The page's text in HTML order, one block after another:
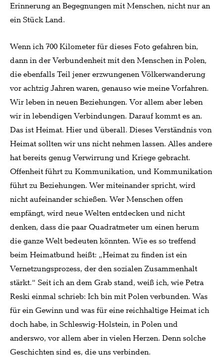
Erinnerung an Begegnungen mit Menschen, nicht nur an
ein Stück Land.
Wenn ich 700 Kilometer für dieses Foto gefahren bin,
dann in der Verbundenheit mit den Menschen in Polen,
die ebenfalls Teil jener erzwungenen Völkerwanderung
vor achtzig Jahren waren, genauso wie meine Vorfahren.
Wir leben in neuen Beziehungen. Vor allem aber leben
wir in lebendigen Verbindungen. Darauf kommt es an.
Das ist Heimat. Hier und überall. Dieses Verständnis von
Heimat sollten wir uns nicht nehmen lassen. Alles andere
hat bereits genug Verwirrung und Kriege gebracht.
Offenheit führt zu Kommunikation, und Kommunikation
führt zu Beziehungen. Wer miteinander spricht, wird
nicht aufeinander schießen. Wer Menschen offen
empfängt, wird neue Welten entdecken und nicht
denken, dass die paar Quadratmeter um einen herum
die ganze Welt bedeuten könnten. Wie es so treffend
beim Heimatbund heißt: „Heimat zu finden ist ein
Vernetzungsprozess, der den sozialen Zusammenhalt
stärkt.“ Seit ich an dem Grab stand, weiß ich, wie Petra
Reski einmal schrieb: Ich bin mit Polen verbunden. Was
für ein Gewinn und was für eine reichhaltige Heimat ich
doch habe, in Schleswig-Holstein, in Polen und
anderswo, vor allem aber in vielen Herzen. Denn solche
Geschichten sind es, die uns verbinden.